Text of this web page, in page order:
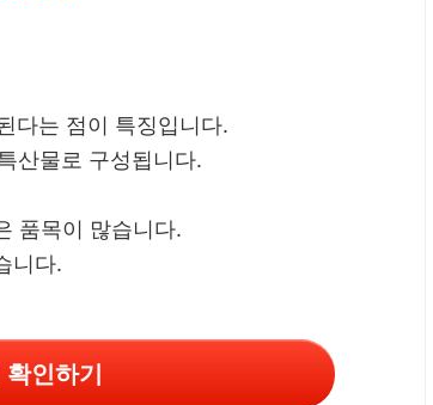
다는 점이 특징입니다.
산물로 구성됩니다.
품목이 많습니다.
니다.
인하기